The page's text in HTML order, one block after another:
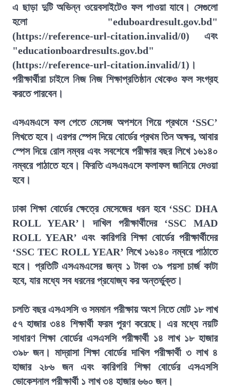
এ ছাড়া দুটি অভিন্ন ওয়েবসাইটেও ফল পাওয়া যাবে। সেগুলো
হলো "eduboardresult.gov.bd"
(https://reference-url-citation.invalid/0) এবং
"educationboardresults.gov.bd"
(https://reference-url-citation.invalid/1)।
পরীক্ষার্থীরা চাইলে নিজ নিজ শিক্ষাপ্রতিষ্ঠান থেকেও ফল সংগ্রহ
করতে পারবেন।
এসএমএসে ফল পেতে মেসেজ অপশনে গিয়ে প্রথমে ‘SSC’
লিখতে হবে। এরপর স্পেস দিয়ে বোর্ডের প্রথম তিন অক্ষর, আবার
স্পেস দিয়ে রোল নম্বর এবং সবশেষে পরীক্ষার বছর লিখে ১৬১৪০
নম্বরে পাঠাতে হবে। ফিরতি এসএমএসে ফলাফল জানিয়ে দেওয়া
হবে।
ঢাকা শিক্ষা বোর্ডের ক্ষেত্রে মেসেজের ধরন হবে ‘SSC DHA
ROLL YEAR’। দাখিল পরীক্ষার্থীদের ‘SSC MAD
ROLL YEAR’ এবং কারিগরি শিক্ষা বোর্ডের পরীক্ষার্থীদের
‘SSC TEC ROLL YEAR’ লিখে ১৬১৪০ নম্বরে পাঠাতে
হবে। প্রতিটি এসএমএসের জন্য ১ টাকা ৩৯ পয়সা চার্জ কাটা
হবে, যার মধ্যে সব ধরনের প্রযোজ্য কর অন্তর্ভুক্ত।
চলতি বছর এসএসসি ও সমমান পরীক্ষায় অংশ নিতে মোট ১৮ লাখ
৫৭ হাজার ৩৪৪ শিক্ষার্থী ফরম পূরণ করেছে। এর মধ্যে নয়টি
সাধারণ শিক্ষা বোর্ডের এসএসসি পরীক্ষার্থী ১৪ লাখ ১৮ হাজার
৩৯৮ জন। মাদ্রাসা শিক্ষা বোর্ডের দাখিল পরীক্ষার্থী ৩ লাখ ৪
হাজার ২৮৬ জন এবং কারিগরি শিক্ষা বোর্ডের এসএসসি
ভোকেশনাল পরীক্ষার্থী ১ লাখ ৩৪ হাজার ৬৬০ জন।